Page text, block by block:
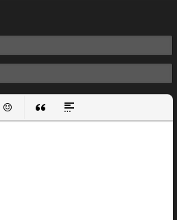
смайлик
Вставка цитаты
Вставка спойлера